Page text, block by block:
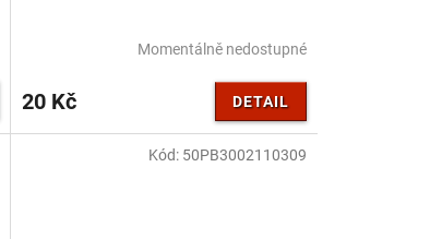
Momentálně nedostupné
20 Kč DETAIL
Kód: 50PB3002110309